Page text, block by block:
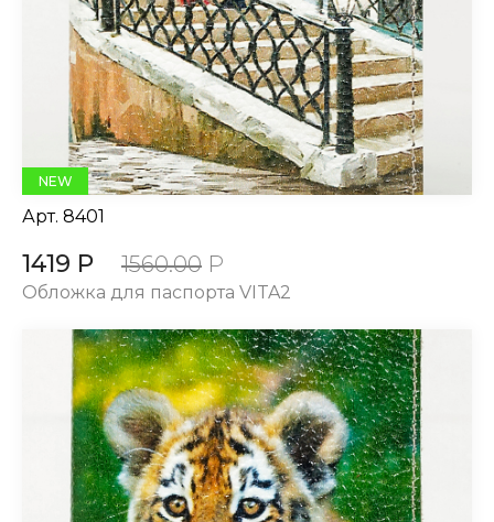
NEW
Арт. 8401
1419 Р 1560.00 Р
Обложка для паспорта VITA2